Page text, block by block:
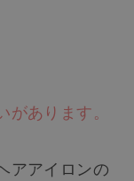
あります。
アアイロンの